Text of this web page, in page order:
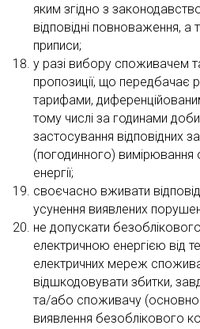
яким згідно з
відповідні повноваження, а
приписи;
у разі вибору споживачем
пропозиції, що передбачає
тарифами,
тому числі за годинами
застосування відповідних
(погодинного) вимірювання
енергії;
своєчасно вживати
усунення виявлених
не допускати
електричною енергією від
електричних мереж
відшкодовувати збитки,
та/або споживачу
виявлення безоблікового